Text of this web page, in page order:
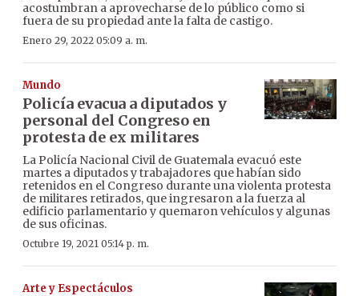
acostumbran a aprovecharse de lo público como si
fuera de su propiedad ante la falta de castigo.
Enero 29, 2022 05:09 a. m.
Mundo
Policía evacua a diputados y
personal del Congreso en
protesta de ex militares
La Policía Nacional Civil de Guatemala evacuó este
martes a diputados y trabajadores que habían sido
retenidos en el Congreso durante una violenta protesta
de militares retirados, que ingresaron a la fuerza al
edificio parlamentario y quemaron vehículos y algunas
de sus oficinas.
Octubre 19, 2021 05:14 p. m.
Arte y Espectáculos